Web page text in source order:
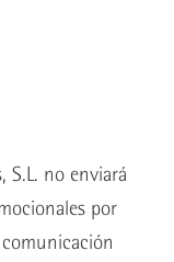
S.L. no enviará
por